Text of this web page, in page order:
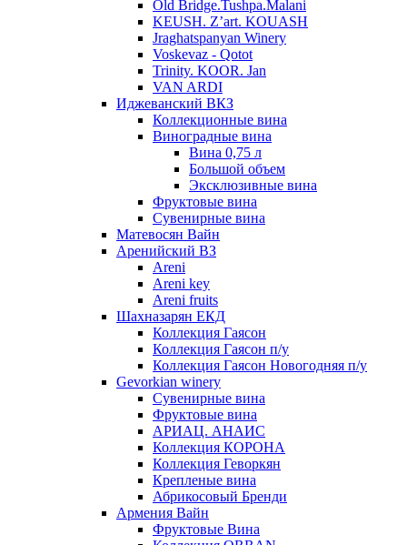
Old Bridge.Tushpa.Malani
KEUSH. Z’art. KOUASH
Jraghatspanyan Winery
Voskevaz - Qotot
Trinity. KOOR. Jan
VAN ARDI
Иджеванский ВКЗ
Коллекционные вина
Виноградные вина
Вина 0,75 л
Большой объем
Эксклюзивные вина
Фруктовые вина
Cувенирные вина
Матевосян Вайн
Аренийский ВЗ
Areni
Areni key
Areni fruits
Шахназарян ЕКД
Коллекция Гаясон
Коллекция Гаясон п/у
Коллекция Гаясон Новогодняя п/у
Gevorkian winery
Сувенирные вина
Фруктовые вина
АРИАЦ. АНАИС
Коллекция КОРОНА
Коллекция Геворкян
Крепленые вина
Абрикосовый Бренди
Армения Вайн
Фруктовые Вина